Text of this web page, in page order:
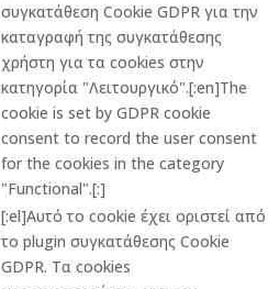
συγκατάθεση Cookie GDPR για την
καταγραφή της συγκατάθεσης
χρήστη για τα cookies στην
κατηγορία "Λειτουργικό".[:en]The
cookie is set by GDPR cookie
consent to record the user consent
for the cookies in the category
"Functional".[:]
[:el]Αυτό το cookie έχει οριστεί από
το plugin συγκατάθεσης Cookie
GDPR. Τα cookies